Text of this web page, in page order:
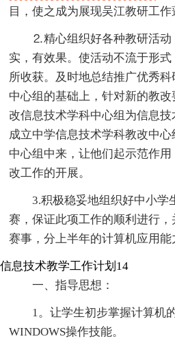
目，使之成为展现吴江教研工作
⒉精心组织好各种教研活动
实，有效果。使活动不流于形
所收获。及时地总结推广优秀
中心组的基础上，针对新的教改
改信息技术学科中心组为信息
成立中学信息技术学科教改中
中心组中来，让他们起示范作
改工作的开展。
3.积极稳妥地组织好中小学
赛，保证此项工作的顺利进行
赛事，分上半年的计算机应用能
信息技术教学工作计划14
一、指导思想：
1。让学生初步掌握计算机
WINDOWS操作技能。